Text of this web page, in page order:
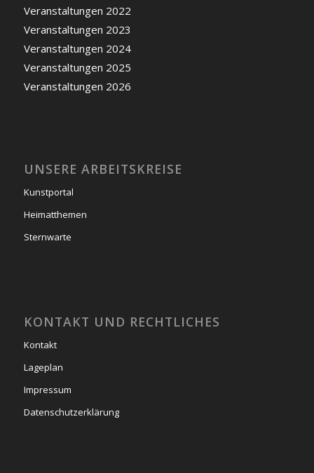
Veranstaltungen 2022
Veranstaltungen 2023
Veranstaltungen 2024
Veranstaltungen 2025
Veranstaltungen 2026
UNSERE ARBEITSKREISE
Kunstportal
Heimatthemen
Sternwarte
KONTAKT UND RECHTLICHES
Kontakt
Lageplan
Impressum
Datenschutzerklärung